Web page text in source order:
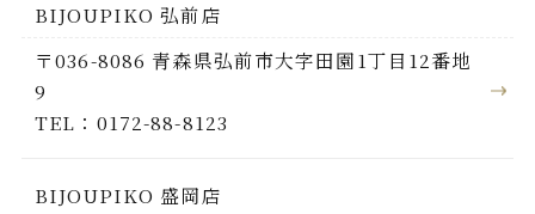
BIJOUPIKO 弘前店
〒036-8086 青森県弘前市大字田園1丁目12番地
9
TEL：0172-88-8123
BIJOUPIKO 盛岡店